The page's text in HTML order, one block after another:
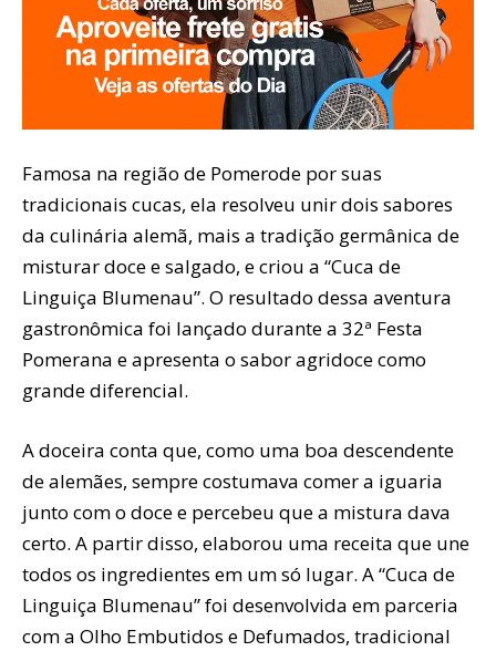
Famosa na região de Pomerode por suas
tradicionais cucas, ela resolveu unir dois sabores
da culinária alemã, mais a tradição germânica de
misturar doce e salgado, e criou a “Cuca de
Linguiça Blumenau”. O resultado dessa aventura
gastronômica foi lançado durante a 32ª Festa
Pomerana e apresenta o sabor agridoce como
grande diferencial.
A doceira conta que, como uma boa descendente
de alemães, sempre costumava comer a iguaria
junto com o doce e percebeu que a mistura dava
certo. A partir disso, elaborou uma receita que une
todos os ingredientes em um só lugar. A “Cuca de
Linguiça Blumenau” foi desenvolvida em parceria
com a Olho Embutidos e Defumados, tradicional